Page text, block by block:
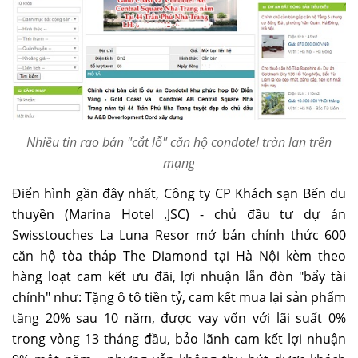
Nhiều tin rao bán "cắt lỗ" căn hộ condotel tràn lan trên
mạng
Điển hình gần đây nhất, Công ty CP Khách sạn Bến du
thuyền (Marina Hotel .JSC) - chủ đầu tư dự án
Swisstouches La Luna Resor mở bán chính thức 600
căn hộ tòa tháp The Diamond tại Hà Nội kèm theo
hàng loạt cam kết ưu đãi, lợi nhuận lẫn đòn "bẩy tài
chính" như: Tặng ô tô tiền tỷ, cam kết mua lại sản phẩm
tăng 20% sau 10 năm, được vay vốn với lãi suất 0%
trong vòng 13 tháng đầu, bảo lãnh cam kết lợi nhuận